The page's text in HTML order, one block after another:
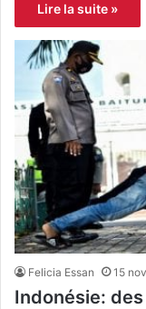
Lire la suite »
Felicia Essan 15
Indonésie: